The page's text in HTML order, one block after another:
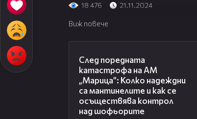
18 476 21.11.2024
Виж повече
След поредната
катастрофа на АМ
„Марица”: Колко надеждни
са мантинелите и как се
осъществява контрол
над шофьорите